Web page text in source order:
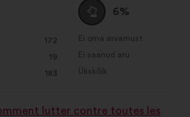
172
19
183
Olen
erapooletu
:
6%
Ei oma arvamust
:korda
Ei saanud aru
:korda
Ükskõik
:korda
lutter contre toutes les